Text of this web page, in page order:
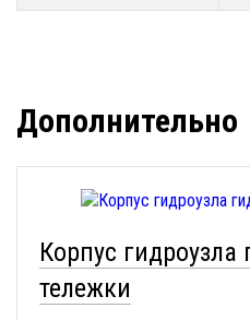
Дополнительно
Корпус гидроузла
тележки